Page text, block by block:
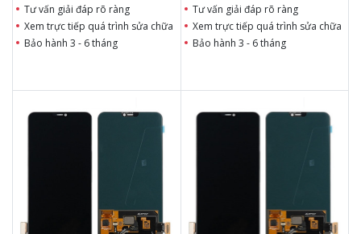
Tư vấn giải đáp rõ ràng
Xem trực tiếp quá trình sửa chữa
Bảo hành 3 - 6 tháng
Tư vấn giải đáp rõ ràng
Xem trực tiếp quá trình sửa chữa
Bảo hành 3 - 6 tháng
Liên hệ
Thời gian lấy máy 30 - 45
Tùy ý lựa chọn mặt
Liên hệ
Thời gian lấy máy 30 - 45
Tùy ý lựa chọn mặt